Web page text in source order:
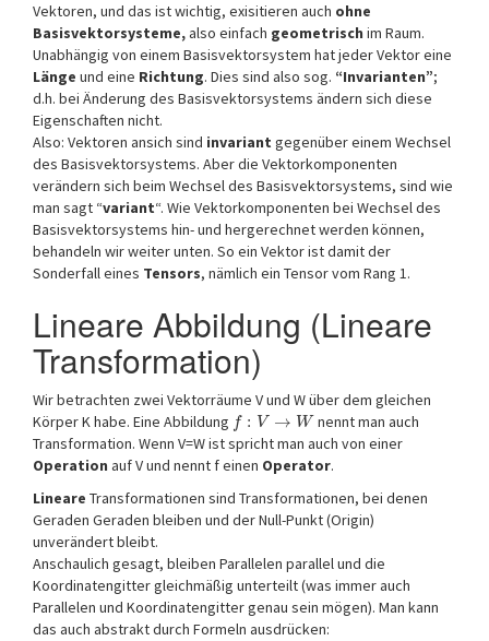
Vektoren, und das ist wichtig, exisitieren auch ohne
Basisvektorsysteme,also einfach geometrisch im Raum.
Unabhängig von einem Basisvektorsystem hat jeder Vektor eine
Länge und eine Richtung. Dies sind also sog. “Invarianten”;
d.h. bei Änderung des Basisvektorsystems ändern sich diese
Eigenschaften nicht.
Also: Vektoren ansich sind invariant gegenüber einem Wechsel
des Basisvektorsystems. Aber die Vektorkomponenten
verändern sich beim Wechsel des Basisvektorsystems, sind wie
man sagt “variant“. Wie Vektorkomponenten bei Wechsel des
Basisvektorsystems hin- und hergerechnet werden können,
behandeln wir weiter unten. So ein Vektor ist damit der
Sonderfall eines Tensors, nämlich ein Tensor vom Rang 1.
Lineare Abbildung (Lineare
Transformation)
Wir betrachten zwei Vektorräume V und W über dem gleichen
Körper K habe. Eine Abbildung f : V → W nennt man auch
Transformation. Wenn V=W ist spricht man auch von einer
Operation auf V und nennt f einen Operator.
Lineare Transformationen sind Transformationen, bei denen
Geraden Geraden bleiben und der Null-Punkt (Origin)
unverändert bleibt.
Anschaulich gesagt, bleiben Parallelen parallel und die
Koordinatengitter gleichmäßig unterteilt (was immer auch
Parallelen und Koordinatengitter genau sein mögen). Man kann
das auch abstrakt durch Formeln ausdrücken: